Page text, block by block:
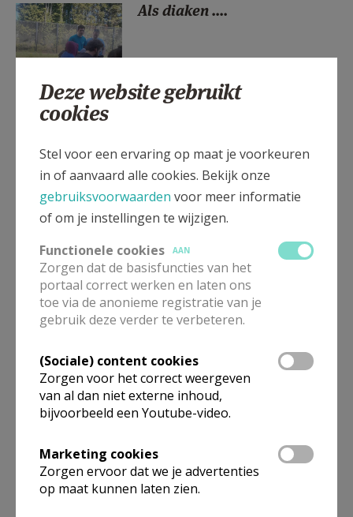
Als diaken ....
gewijd.
Dit ambt wordt vaak
onderschat
Interdiocesane studie- en
ontmoetingsdag
Jaarlijkse retraite
diakengezinnen bisdom
Brugge
Deze website gebruikt
cookies
Stel voor een ervaring op maat je voorkeuren
in of aanvaard alle cookies. Bekijk onze
gebruiksvoorwaarden voor meer informatie
of om je instellingen te wijzigen.
Functionele cookies
AAN
Zorgen dat de basisfuncties van het
portaal correct werken en laten ons
toe via de anonieme registratie van je
gebruik deze verder te verbeteren.
(Sociale) content cookies
Zorgen voor het correct weergeven
van al dan niet externe inhoud,
bijvoorbeeld een Youtube-video.
Marketing cookies
Zorgen ervoor dat we je advertenties
op maat kunnen laten zien.